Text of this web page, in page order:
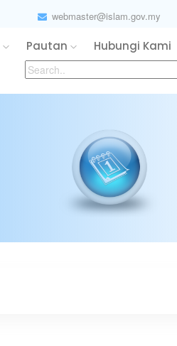
webmaster@islam.gov.my
Pautan Hubungi Kami